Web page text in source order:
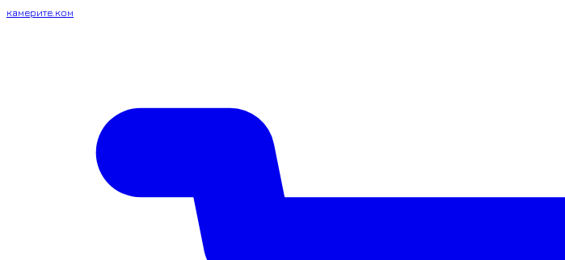
камерите.ком